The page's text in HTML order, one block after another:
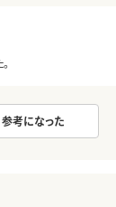
参考になった